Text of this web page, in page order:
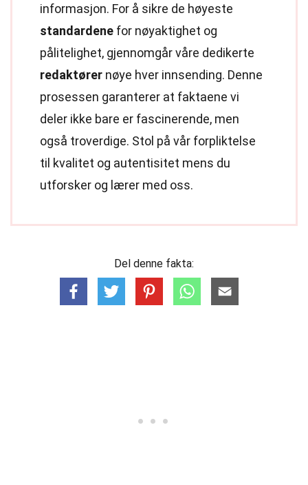
informasjon. For å sikre de høyeste
standardene for nøyaktighet og
pålitelighet, gjennomgår våre dedikerte
redaktører nøye hver innsending. Denne
prosessen garanterer at faktaene vi
deler ikke bare er fascinerende, men
også troverdige. Stol på vår forpliktelse
til kvalitet og autentisitet mens du
utforsker og lærer med oss.
Del denne fakta: